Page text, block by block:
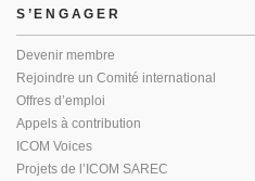
S’ENGAGER
Devenir membre
Rejoindre un Comité international
Offres d’emploi
Appels à contribution
ICOM Voices
Projets de l’ICOM SAREC